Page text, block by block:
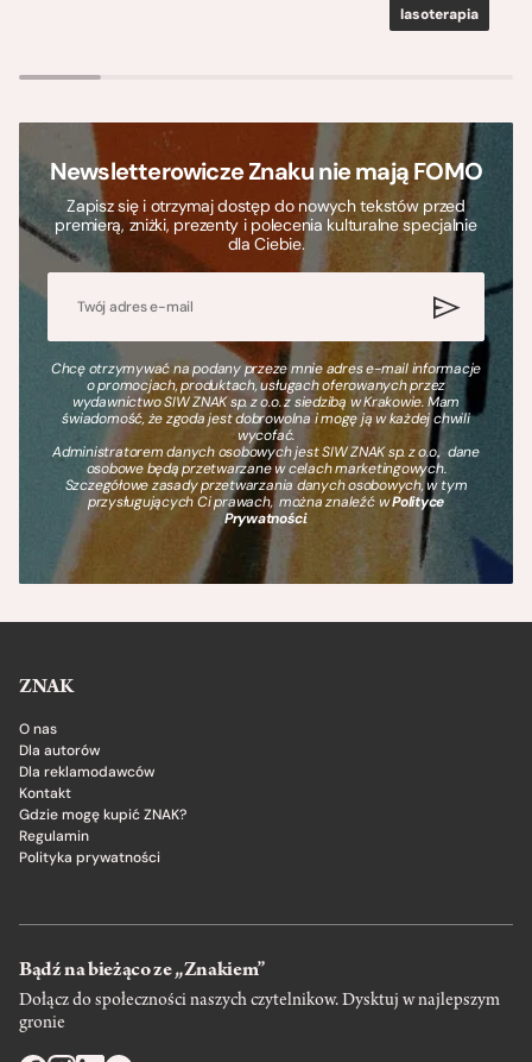
lasoterapia
Newsletterowicze Znaku nie mają FOMO
Zapisz się i otrzymaj dostęp do nowych tekstów przed
premierą, zniżki, prezenty i polecenia kulturalne specjalnie
dla Ciebie.
Chcę otrzymywać na podany przeze mnie adres e-mail informacje
o promocjach, produktach, usługach oferowanych przez
wydawnictwo SIW ZNAK sp. z o.o. z siedzibą w Krakowie. Mam
świadomość, że zgoda jest dobrowolna i mogę ją w każdej chwili
wycofać.
Administratorem danych osobowych jest SIW ZNAK sp. z o.o., dane
osobowe będą przetwarzane w celach marketingowych.
Szczegółowe zasady przetwarzania danych osobowych, w tym
przysługujących Ci prawach, można znaleźć wPolityce
Prywatności.
ZNAK
O nas
Dla autorów
Dla reklamodawców
Kontakt
Gdzie mogę kupić ZNAK?
Regulamin
Polityka prywatności
Bądź na bieżąco ze „Znakiem”
Dołącz do społeczności naszych czytelnikow. Dysktuj w najlepszym
gronie